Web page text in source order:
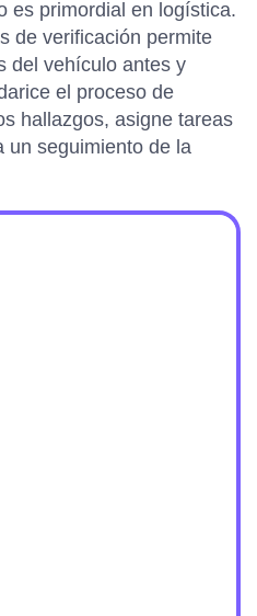
es primordial en logística.
de verificación permite
del vehículo antes y
el proceso de
hallazgos, asigne tareas
un seguimiento de la